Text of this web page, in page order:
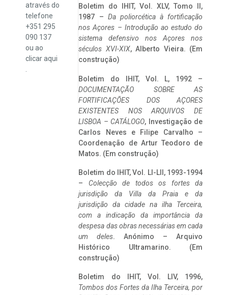
através do
telefone
+351 295
090 137
ou ao
clicaraqui
Boletim do IHIT, Vol. XLV, Tomo II,
1987 – Da poliorcética à fortificação
nos Açores – Introdução ao estudo do
sistema defensivo nos Açores nos
séculos XVI-XIX, Alberto Vieira. (Em
construção)
Boletim do IHIT, Vol. L, 1992 –
DOCUMENTAÇÃO SOBRE AS
FORTIFICAÇÕES DOS AÇORES
EXISTENTES NOS ARQUIVOS DE
LISBOA – CATÁLOGO, Investigação de
Carlos Neves e Filipe Carvalho –
Coordenação de Artur Teodoro de
Matos. (Em construção)
Boletim do IHIT, Vol. LI-LII, 1993-1994
– Colecção de todos os fortes da
jurisdição da Villa da Praia e da
jurisdição da cidade na ilha Terceira,
com a indicação da importância da
despesa das obras necessárias em cada
um deles. Anónimo – Arquivo
Histórico Ultramarino. (Em
construção)
Boletim do IHIT, Vol. LIV, 1996,
Tombos dos Fortes da Ilha Terceira, por